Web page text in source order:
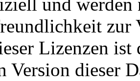
und werden
Lizenzen
Version dieser